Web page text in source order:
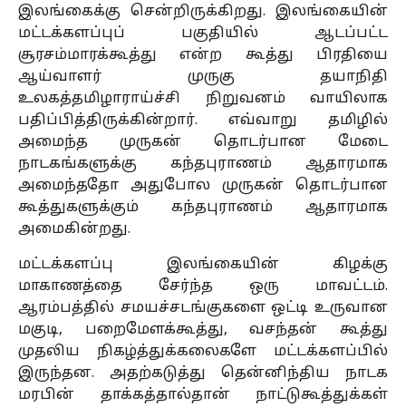
இலங்கைக்கு சென்றிருக்கிறது. இலங்கையின்
மட்டக்களப்புப் பகுதியில் ஆடப்பட்ட
சூரசம்மாரக்கூத்து என்ற கூத்து பிரதியை
ஆய்வாளர் முருகு தயாநிதி
உலகத்தமிழாராய்ச்சி நிறுவனம் வாயிலாக
பதிப்பித்திருக்கின்றார். எவ்வாறு தமிழில்
அமைந்த முருகன் தொடர்பான மேடை
நாடகங்களுக்கு கந்தபுராணம் ஆதாரமாக
அமைந்ததோ அதுபோல முருகன் தொடர்பான
கூத்துகளுக்கும் கந்தபுராணம் ஆதாரமாக
அமைகின்றது.
மட்டக்களப்பு இலங்கையின் கிழக்கு
மாகாணத்தை சேர்ந்த ஒரு மாவட்டம்.
ஆரம்பத்தில் சமயச்சடங்குகளை ஒட்டி உருவான
மகுடி, பறைமேளக்கூத்து, வசந்தன் கூத்து
முதலிய நிகழ்த்துக்கலைகளே மட்டக்களப்பில்
இருந்தன. அதற்கடுத்து தென்னிந்திய நாடக
மரபின் தாக்கத்தால்தான் நாட்டுகூத்துக்கள்